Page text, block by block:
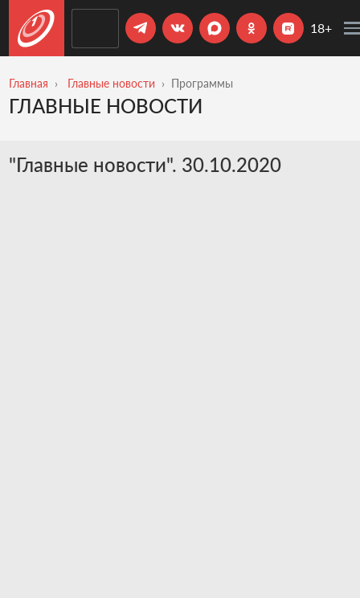
18+
Главная Главные новости Программы
ГЛАВНЫЕ НОВОСТИ
"Главные новости". 30.10.2020